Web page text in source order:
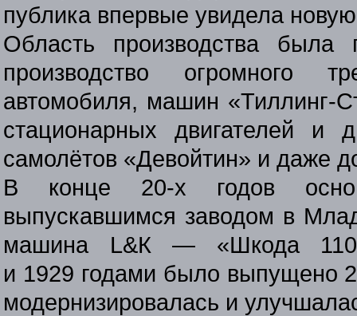
публика впервые увидела
Область производства была
производство огромного
автомобиля, машин «Тиллинг-
стационарных двигателей и
самолётов «Девойтин» и даже
В конце 20-х годов
выпускавшимся заводом в
машина L&К — «Шкода
и 1929 годами было выпущено
модернизировалась и